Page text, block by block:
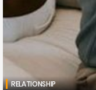
RELATIONSHIP